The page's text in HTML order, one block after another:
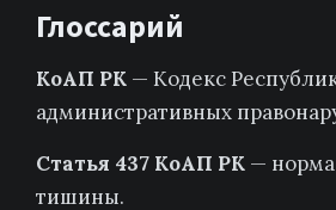
Глоссарий
КоАП РК — Кодекс
административных
Статья 437 КоАП РК —
тишины.